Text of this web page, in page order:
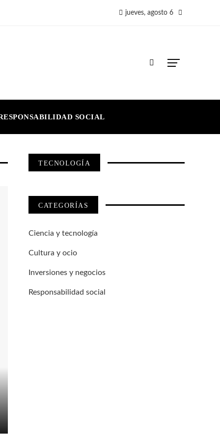
jueves, agosto 6
SOCIAL
TECNOLOGÍA
CATEGORÍAS
Ciencia y tecnología
Cultura y ocio
Inversiones y negocios
Responsabilidad social